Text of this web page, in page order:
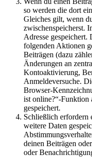
so werden die dort
Gleiches gilt, wenn
zwischenspeicherst.
Adresse
folgenden Aktionen
Beiträgen (dazu
Änderungen an
Kontoaktivierung,
Anmeldeversuche.
Browser-
ist online?“-Funktion
gespeichert.
Schließlich erfordern
weitere Daten
deinen Beiträgen
oder